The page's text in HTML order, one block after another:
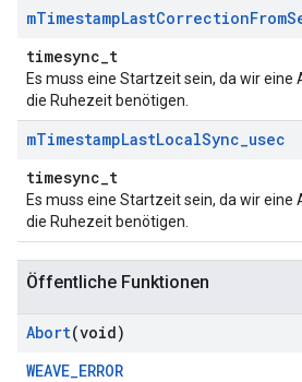
mTimestampLastCorrectionFrom
timesync_t
Es muss eine Startzeit sein, da wir
die Ruhezeit benötigen.
mTimestampLastLocalSync_usec
timesync_t
Es muss eine Startzeit sein, da wir
die Ruhezeit benötigen.
Öffentliche Funktionen
Abort(void)
WEAVE_ERROR